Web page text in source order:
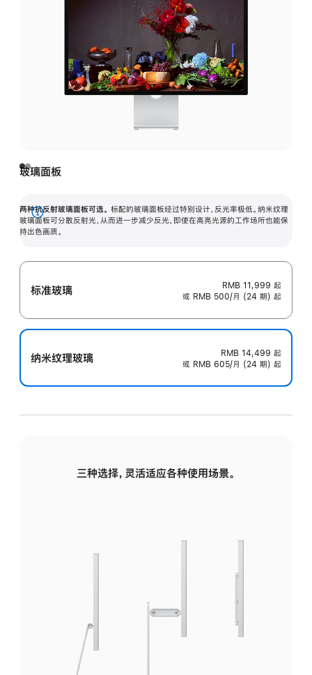
玻璃面板
两种抗反射玻璃面板可选。 标配的玻璃面板经过特别设计，反光率极低。纳米纹理
玻璃面板可分散反射光，从而进一步减少反光，即使在高亮光源的工作场所也能保
持出色画质。
展
开
标准玻璃 RMB 11,999 起
或 RMB 500/月 (24 期) 起
纳米纹理玻璃 RMB 14,499 起
或 RMB 605/月 (24 期) 起
三种选择，灵活适应各种使用场景。